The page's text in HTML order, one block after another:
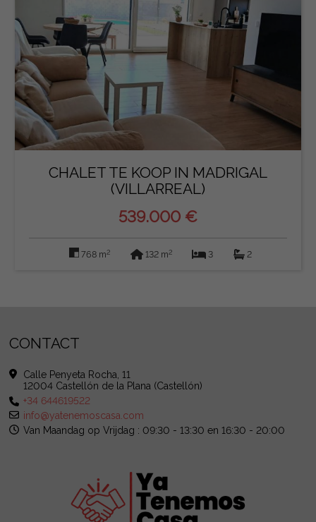
CHALET TE KOOP IN MADRIGAL
(VILLARREAL)
539.000 €
768 m2 132 m2 3 2
CONTACT
Calle Penyeta Rocha, 11
12004 Castellón de la Plana (Castellón)
+34 644619522
info@yatenemoscasa.com
Van Maandag op Vrijdag : 09:30 - 13:30 en 16:30 - 20:00